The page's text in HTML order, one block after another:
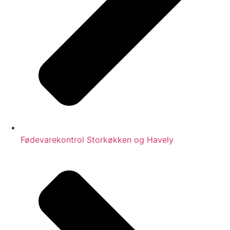
Fødevarekontrol Storkøkken og Havely